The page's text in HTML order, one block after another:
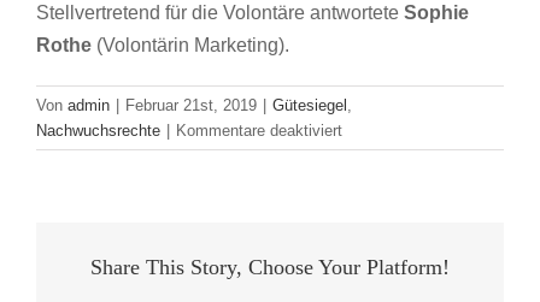
Stellvertretend für die Volontäre antwortete Sophie
Rothe (Volontärin Marketing).
Von admin Februar 21st, 2019 Gütesiegel
Nachwuchsrechte
Kommentare deaktiviertfür
AUSGEZEICHNET!
Share This Story, Choose Your Platform!